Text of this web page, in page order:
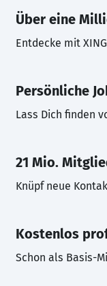
Über eine
Entdecke mit
Persönliche
Lass Dich finden
21 Mio.
Knüpf neue
Kostenlos
Schon als Basis-